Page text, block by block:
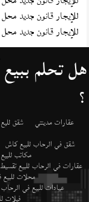
للإيجار قانون جديد
للإيجار قانون جديد
هل تحلم
؟
عقارات مدينتي شقق
شقق في الرحاب للبيع كاش
مكاتب
عقارات في الرحاب للبيع تقسيط
محلات
عيادات للبيع في
فيلات